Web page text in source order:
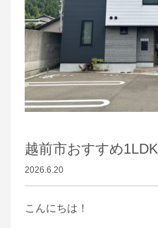
越前市おすすめ1LDK
2026.6.20
こんにちは！